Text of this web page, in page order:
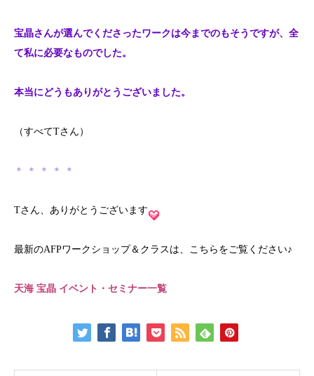
宝晶さんが選んでくださったワークは今までのもそうですが、全
て私に必要なものでした。
本当にどうもありがとうございました。
（すべてTさん）
＊ ＊ ＊ ＊ ＊
Tさん、ありがとうございます
最新のAFPワークショップ＆クラスは、こちらをご覧ください♪
天海 宝晶 イベント・セミナー一覧